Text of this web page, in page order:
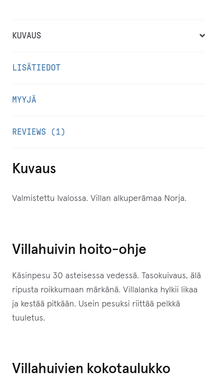
t
y
k
s
t
m
u
t
t
e
e
d
KUVAUS
LISÄTIEDOT
MYYJÄ
REVIEWS (1)
Kuvaus
Valmistettu Ivalossa. Villan alkuperämaa Norja.
Villahuivin hoito-ohje
Käsinpesu 30 asteisessa vedessä. Tasokuivaus, älä
ripusta roikkumaan märkänä. Villalanka hylkii likaa
ja kestää pitkään. Usein pesuksi riittää pelkkä
tuuletus.
Villahuivien kokotaulukko